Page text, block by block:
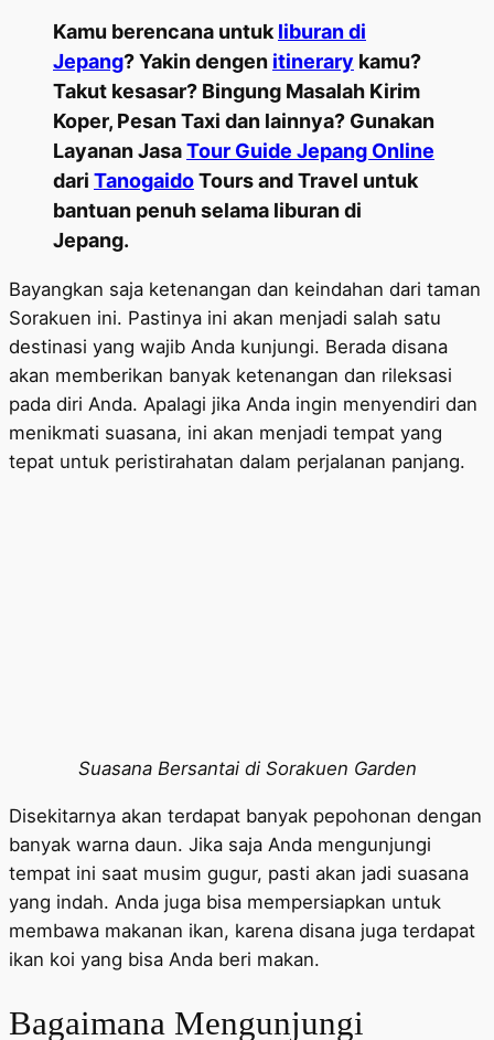
Kamu berencana untukliburan di
Jepang? Yakin dengen itinerary kamu?
Takut kesasar? Bingung Masalah Kirim
Koper, Pesan Taxi dan lainnya? Gunakan
Layanan JasaTour Guide Jepang Online
dari TanogaidoTours and Travel untuk
bantuan penuh selama liburan di
Jepang.
Bayangkan saja ketenangan dan keindahan dari taman
Sorakuen ini. Pastinya ini akan menjadi salah satu
destinasi yang wajib Anda kunjungi. Berada disana
akan memberikan banyak ketenangan dan rileksasi
pada diri Anda. Apalagi jika Anda ingin menyendiri dan
menikmati suasana, ini akan menjadi tempat yang
tepat untuk peristirahatan dalam perjalanan panjang.
Suasana Bersantai di Sorakuen Garden
Disekitarnya akan terdapat banyak pepohonan dengan
banyak warna daun. Jika saja Anda mengunjungi
tempat ini saat musim gugur, pasti akan jadi suasana
yang indah. Anda juga bisa mempersiapkan untuk
membawa makanan ikan, karena disana juga terdapat
ikan koi yang bisa Anda beri makan.
Bagaimana Mengunjungi